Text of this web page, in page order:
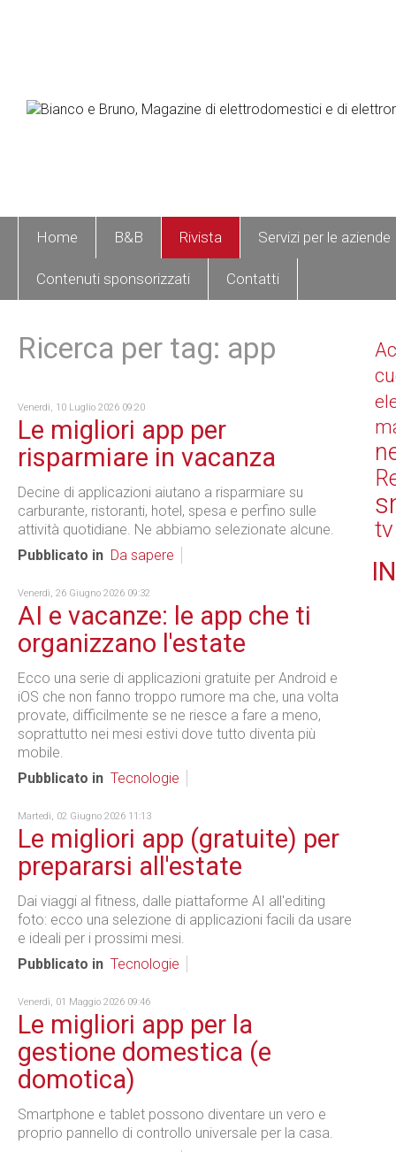
Home B&B Rivista Servizi per le aziende
Contenuti sponsorizzati Contatti
Ricerca per tag: app
Venerdì, 10 Luglio 2026 09:20
Le migliori app per
risparmiare in vacanza
Decine di applicazioni aiutano a risparmiare su
carburante, ristoranti, hotel, spesa e perfino sulle
attività quotidiane. Ne abbiamo selezionate alcune.
Pubblicato in Da sapere
Venerdì, 26 Giugno 2026 09:32
AI e vacanze: le app che ti
organizzano l'estate
Ecco una serie di applicazioni gratuite per Android e
iOS che non fanno troppo rumore ma che, una volta
provate, difficilmente se ne riesce a fare a meno,
soprattutto nei mesi estivi dove tutto diventa più
mobile.
Pubblicato in Tecnologie
Martedì, 02 Giugno 2026 11:13
Le migliori app (gratuite) per
prepararsi all'estate
Dai viaggi al fitness, dalle piattaforme AI all'editing
foto: ecco una selezione di applicazioni facili da usare
e ideali per i prossimi mesi.
Pubblicato in Tecnologie
Venerdì, 01 Maggio 2026 09:46
Le migliori app per la
gestione domestica (e
domotica)
Smartphone e tablet possono diventare un vero e
proprio pannello di controllo universale per la casa.
tv
IN